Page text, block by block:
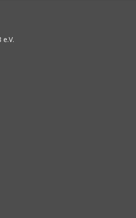
e.V.